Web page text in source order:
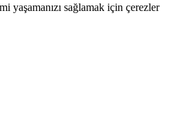
yaşamanızı sağlamak için çerezler